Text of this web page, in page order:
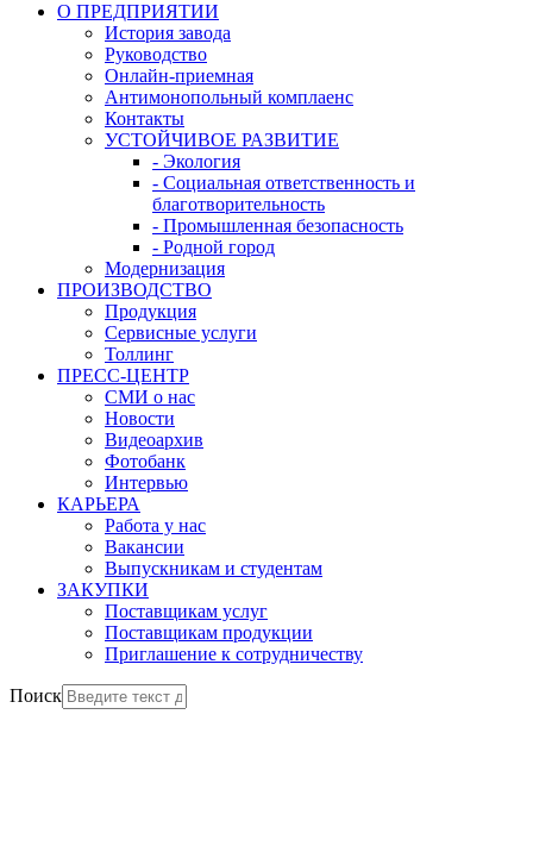
О ПРЕДПРИЯТИИ
История завода
Руководство
Онлайн-приемная
Антимонопольный комплаенс
Контакты
УСТОЙЧИВОЕ РАЗВИТИЕ
- Экология
- Социальная ответственность и
благотворительность
- Промышленная безопасность
- Родной город
Модернизация
ПРОИЗВОДСТВО
Продукция
Сервисные услуги
Толлинг
ПРЕСС-ЦЕНТР
СМИ о нас
Новости
Видеоархив
Фотобанк
Интервью
КАРЬЕРА
Работа у нас
Вакансии
Выпускникам и студентам
ЗАКУПКИ
Поставщикам услуг
Поставщикам продукции
Приглашение к сотрудничеству
Поиск